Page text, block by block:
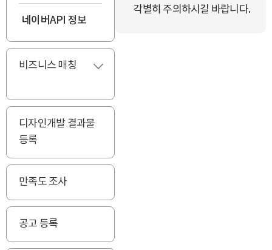
네이버API 정보
비즈니스 매칭
디자인개발 결과물
등록
만족도 조사
공고 등록
각별히 주의하시길 바랍니다.